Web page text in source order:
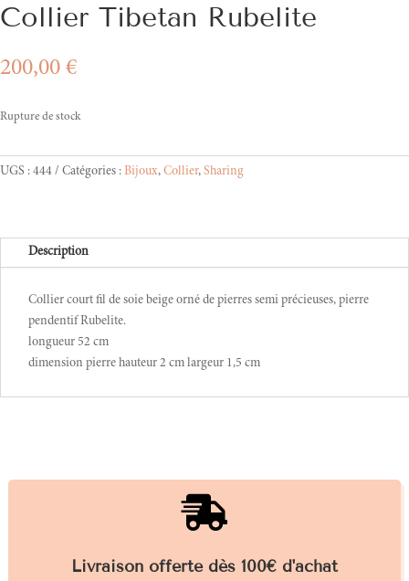
Collier Tibetan Rubelite
200,00 €
Rupture de stock
UGS : 444 Catégories : Bijoux, Collier, Sharing
Description
Collier court fil de soie beige orné de pierres semi précieuses, pierre
pendentif Rubelite.
longueur 52 cm
dimension pierre hauteur 2 cm largeur 1,5 cm

Livraison offerte dès 100€ d'achat